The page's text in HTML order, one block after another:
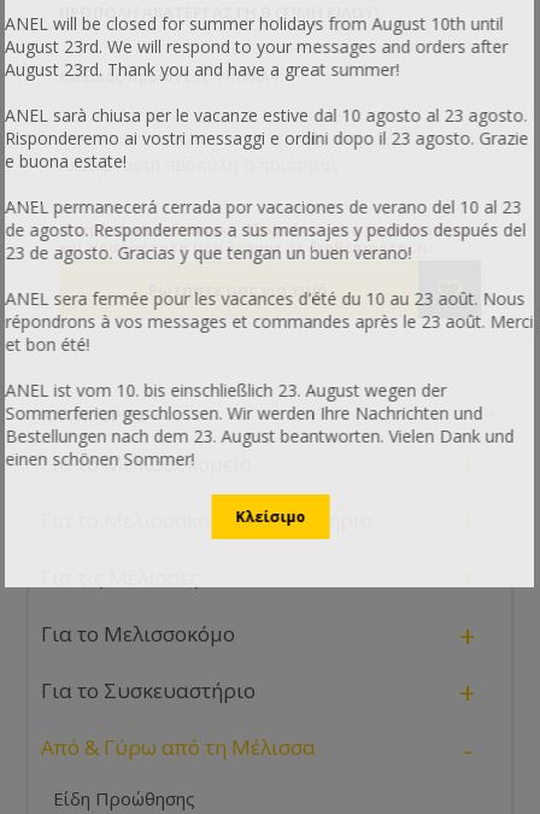
ΠΡΌΠΟΛΗ ΑΚΑΤΈΡΓΑΣΤΗ B (ΤΙΜΉ ΚΙΛΟΎ)
Κωδικός προϊόντος: PP10AA4
Ακατέργαστη πρόπολη Β΄ ποιότητας.
Η τιμή είναι ενδεικτική. Εξαρτάται από την ποιότητα
και ποσόσοτητα που έχουμε σε διαθεσιμότητα.
ΚΑΤΗΓΟΡΊΕΣ
Για το Μελισσοκομείο
Για το Μελισσοκομικό Εργαστήριο
+
Για το Μελισσοκόμο +
Για το Συσκευαστήριο +
Από & Γύρω από τη Μέλισσα -
Είδη Προώθησης
ANEL will be closed for summer holidays from August 10th until
August 23rd. We will respond to your messages and orders after
August 23rd. Thank you and have a great summer!
ANEL sarà chiusa per le vacanze estive dal 10 agosto al 23 agosto.
Risponderemo ai vostri messaggi e ordini dopo il 23 agosto. Grazie
e buona estate!
ANEL permanecerá cerrada por vacaciones de verano del 10 al 23
de agosto. Responderemos a sus mensajes y pedidos después del
23 de agosto. Gracias y que tengan un buen verano!
ANEL sera fermée pour les vacances d'été du 10 au 23 août. Nous
répondrons à vos messages et commandes après le 23 août. Merci
et bon été!
ANEL ist vom 10. bis einschließlich 23. August wegen der
Sommerferien geschlossen. Wir werden Ihre Nachrichten und
Bestellungen nach dem 23. August beantworten. Vielen Dank und
einen schönen Sommer!